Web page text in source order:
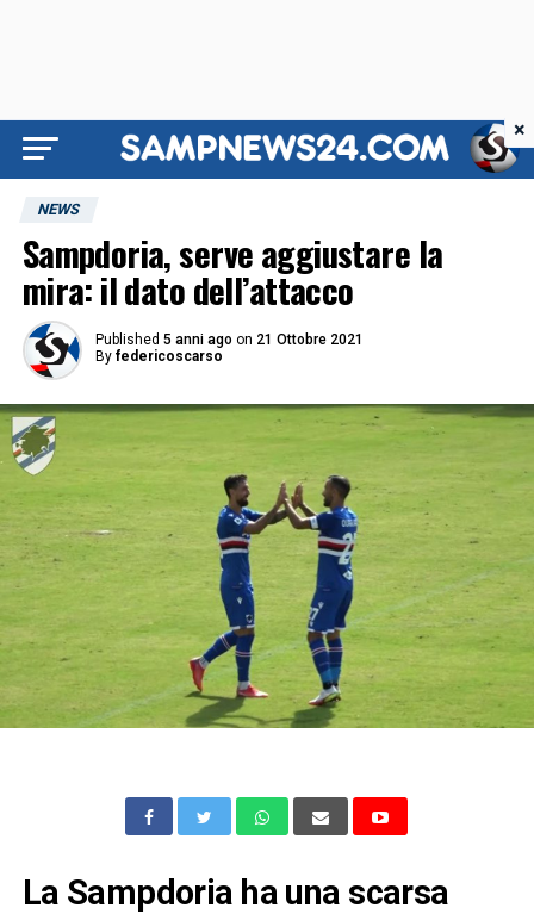
NEWS
Sampdoria, serve aggiustare la
mira: il dato dell’attacco
Published 5 anni ago on 21 Ottobre 2021
By federicoscarso
La Sampdoria ha una scarsa
×